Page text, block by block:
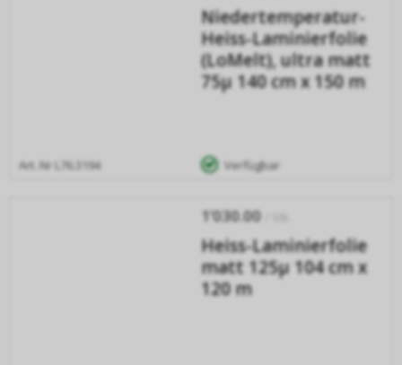
Niedertemperatur-
Heiss-Laminierfolie
(LoMelt), ultra matt
75µ 140 cm x 150 m
Art. Nr L76.3194 Verfügbar
1’030.00
Heiss-Laminierfolie
matt 125µ 104 cm x
120 m